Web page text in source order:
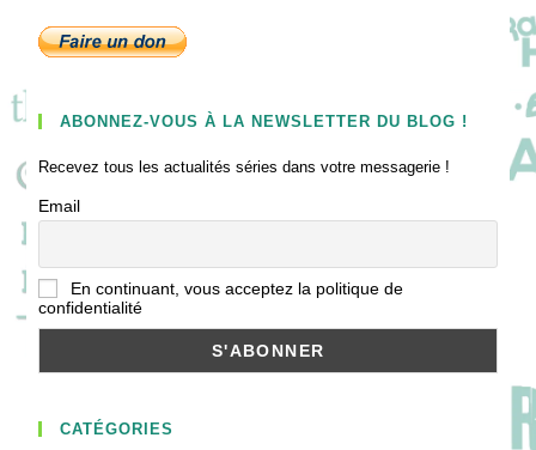
ABONNEZ-VOUS À LA NEWSLETTER DU BLOG !
Recevez tous les actualités séries dans votre messagerie !
Email
En continuant, vous acceptez la politique de
confidentialité
CATÉGORIES